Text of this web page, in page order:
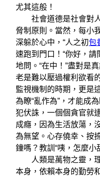
尤其這般！
社會道德是社會對人
脅制原則。當然，每小
深躲於心中，“人之初包
速跑到門口！“你好，
地問。“在中！”盡對是
老是難以壓過權利欲看
監視機制的時期，更是
為瞭“亂作為”，才能成
犯伏誅，一個個貪官就
成癮，因為生活放蕩，
為無望。心存僥幸、按
鐘嗎？教訓“咦，怎麼小
人類是萬物之靈，理
本身，依賴本身的勤勞